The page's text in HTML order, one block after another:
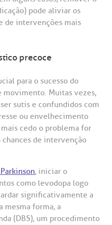
pode aliviar os
de intervenções mais
precoce
para o sucesso do
Muitas vezes,
sutis e confundidos com
ou envelhecimento
cedo o problema for
de intervenção
, iniciar o
como levodopa logo
significativamente a
mesma forma, a
(DBS), um procedimento